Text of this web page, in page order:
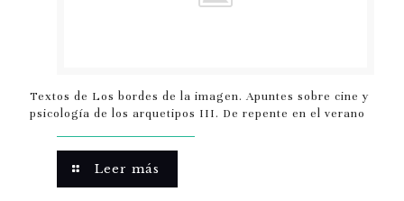
Textos de Los bordes de la imagen. Apuntes sobre cine y
psicología de los arquetipos III. De repente en el verano
Leer más